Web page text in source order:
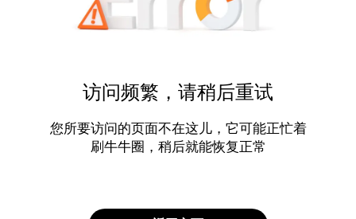
访问频繁，请稍后重试
您所要访问的页面不在这儿，它可能正忙着
刷牛牛圈，稍后就能恢复正常